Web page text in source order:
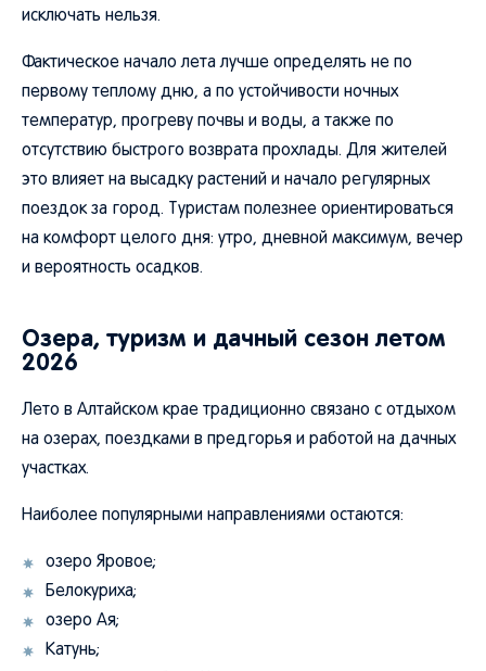
исключать нельзя.
Фактическое начало лета лучше определять не по
первому теплому дню, а по устойчивости ночных
температур, прогреву почвы и воды, а также по
отсутствию быстрого возврата прохлады. Для жителей
это влияет на высадку растений и начало регулярных
поездок за город. Туристам полезнее ориентироваться
на комфорт целого дня: утро, дневной максимум, вечер
и вероятность осадков.
Озера, туризм и дачный сезон летом
2026
Лето в Алтайском крае традиционно связано с отдыхом
на озерах, поездками в предгорья и работой на дачных
участках.
Наиболее популярными направлениями остаются:
озеро Яровое;
Белокуриха;
озеро Ая;
Катунь;